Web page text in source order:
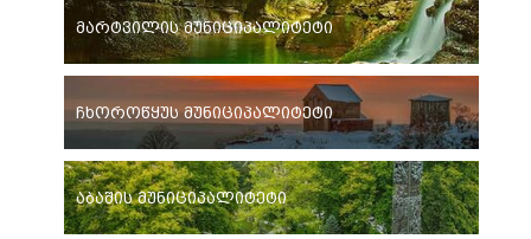
მარტვილის მუნიციპალიტეტი
ჩხოროწყუს მუნიციპალიტეტი
აბაშის მუნიციპალიტეტი